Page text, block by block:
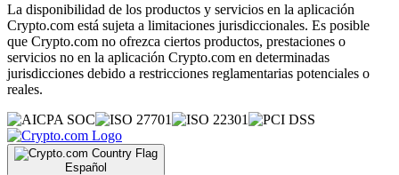
La disponibilidad de los productos y servicios en la aplicación
Crypto.com está sujeta a limitaciones jurisdiccionales. Es posible
que Crypto.com no ofrezca ciertos productos, prestaciones o
servicios no en la aplicación Crypto.com en determinadas
jurisdicciones debido a restricciones reglamentarias potenciales o
reales.
Español